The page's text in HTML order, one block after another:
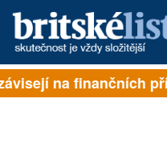
PŘIHLÁSIT
na finančních